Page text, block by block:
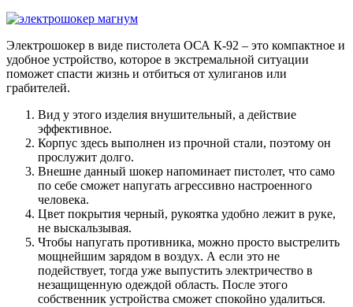
Электрошокер в виде пистолета ОСА К-92 – это компактное и
удобное устройство, которое в экстремальной ситуации
поможет спасти жизнь и отбиться от хулиганов или
грабителей.
Вид у этого изделия внушительный, а действие
эффективное.
Корпус здесь выполнен из прочной стали, поэтому он
прослужит долго.
Внешне данный шокер напоминает пистолет, что само
по себе сможет напугать агрессивно настроенного
человека.
Цвет покрытия черный, рукоятка удобно лежит в руке,
не выскальзывая.
Чтобы напугать противника, можно просто выстрелить
мощнейшим зарядом в воздух. А если это не
подействует, тогда уже выпустить электричество в
незащищенную одеждой область. После этого
собственник устройства сможет спокойно удалиться.